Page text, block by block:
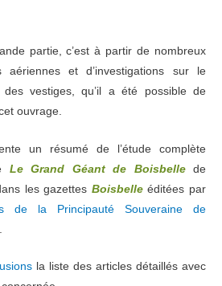
partie, c’est à partir de nombreux
aériennes et d’investigations sur le
vestiges, qu’il a été possible de
ouvrage.
un résumé de l’étude complète
Le Grand Géant de Boisbellede
les gazettes Boisbelleéditées par
de la Principauté Souveraine de
la liste des articles détaillés avec